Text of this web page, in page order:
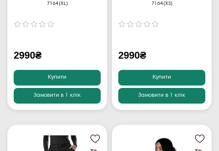
7164(XL)
2990₴
Купити
Замовити в 1 клік
7164(XS)
2990₴
Купити
Замовити в 1 клік